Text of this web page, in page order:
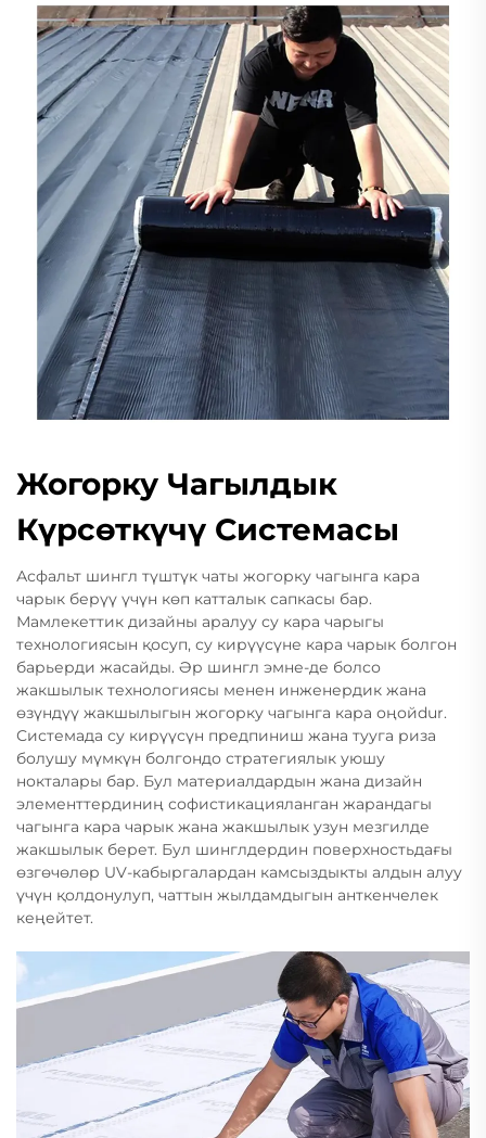
Жогорку Чагылдык
Күрсөткүчү Системасы
Асфальт шингл түштүк чаты жогорку чагынга кара
чарык берүү үчүн көп катталык сапкасы бар.
Мамлекеттик дизайны аралуу су кара чарыгы
технологиясын қосуп, су кирүүсүне кара чарык болгон
барьерди жасайды. Әр шингл эмне-де болсо
жакшылык технологиясы менен инженердик жана
өзүндүү жакшылыгын жогорку чагынга кара оңойdur.
Системада су кирүүсүн предпиниш жана тууга риза
болушу мүмкүн болгондо стратегиялык уюшу
нокталары бар. Бул материалдардын жана дизайн
элементтердиниң софистикацияланган жарандагы
чагынга кара чарык жана жакшылык узун мезгилде
жакшылык берет. Бул шинглдердин поверхностьдағы
өзгөчөлөр UV-кабыргалардан камсыздыкты алдын алуу
үчүн қолдонулуп, чаттын жылдамдыгын анткенчелек
кеңейтет.